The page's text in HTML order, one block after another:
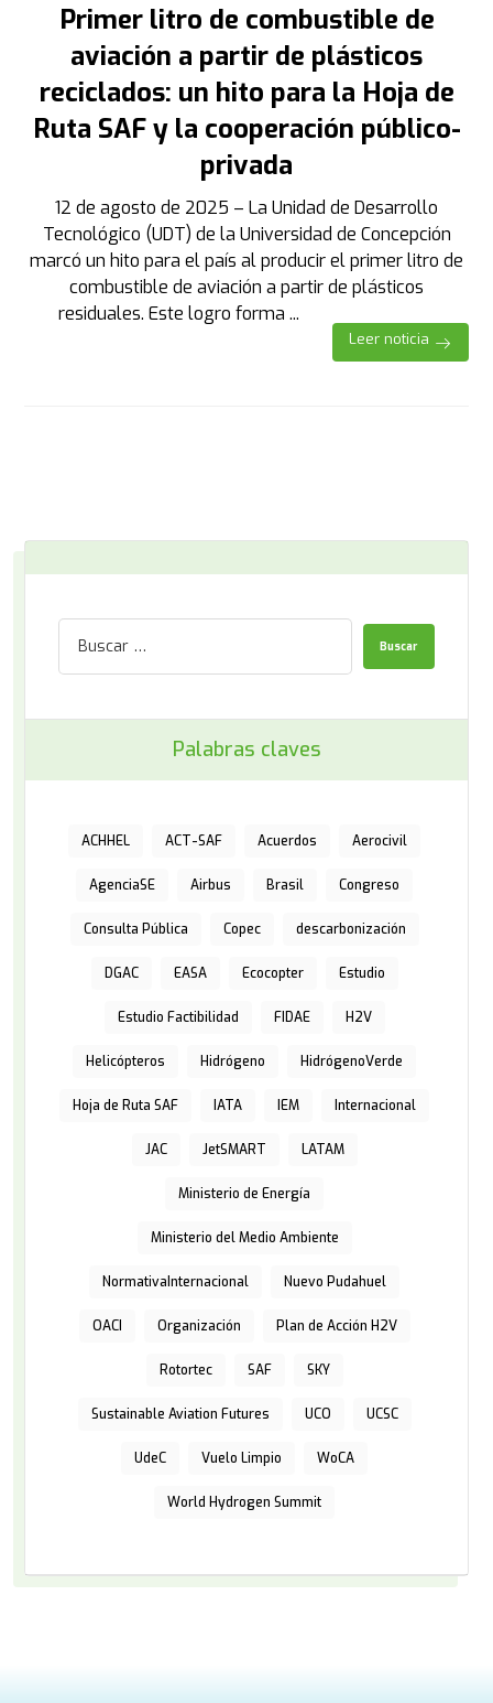
Primer litro de combustible de
aviación a partir de plásticos
reciclados: un hito para la Hoja de
Ruta SAF y la cooperación público-
privada
12 de agosto de 2025 – La Unidad de Desarrollo
Tecnológico (UDT) de la Universidad de Concepción
marcó un hito para el país al producir el primer litro de
combustible de aviación a partir de plásticos
residuales. Este logro forma ...
Leer noticia
Palabras claves
ACHHEL ACT-SAF Acuerdos Aerocivil
AgenciaSE Airbus Brasil Congreso
Consulta Pública Copec descarbonización
DGAC EASA Ecocopter Estudio
Estudio Factibilidad FIDAE H2V
Helicópteros Hidrógeno HidrógenoVerde
Hoja de Ruta SAF IATA IEM Internacional
JAC JetSMART LATAM
Ministerio de Energía
Ministerio del Medio Ambiente
NormativaInternacional Nuevo Pudahuel
OACI Organización Plan de Acción H2V
Rotortec SAF SKY
Sustainable Aviation Futures UCO UCSC
UdeC Vuelo Limpio WoCA
World Hydrogen Summit